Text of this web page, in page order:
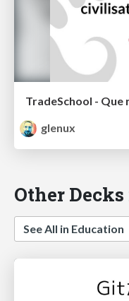
glenux
Other
See All in Education